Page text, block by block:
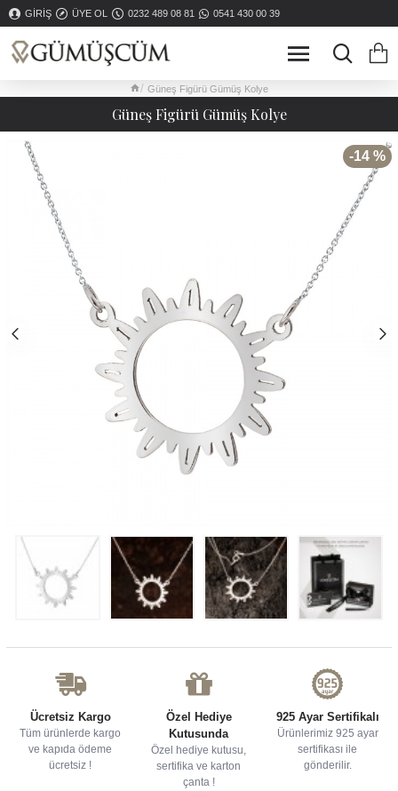
GIRIŞ ÜYE OL 0232 489 08 81 0541 430 00 39
Güneş Figürü Gümüş Kolye
Güneş Figürü Gümüş Kolye
-14 %
Ücretsiz Kargo
Tüm ürünlerde kargo
ve kapıda ödeme
ücretsiz !
Özel Hediye
Kutusunda
Özel hediye kutusu,
sertifika ve karton
çanta !
925 Ayar Sertifikalı
Ürünlerimiz 925 ayar
sertifikası ile
gönderilir.